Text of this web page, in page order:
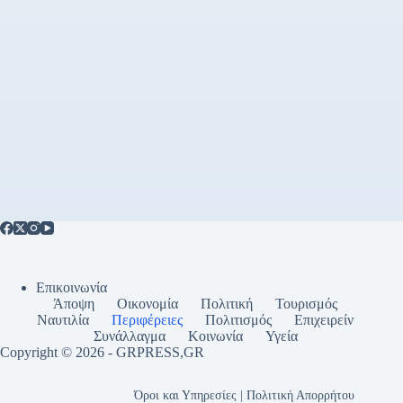
Επικοινωνία
Άποψη
Οικονομία Πολιτική
Τουρισμός
Ναυτιλία
Περιφέρειες Πολιτισμός
Επιχειρείν
Συνάλλαγμα
Κοινωνία
Υγεία
Copyright © 2026 - GRPRESS,GR
Όροι και Υπηρεσίες | Πολιτική Απορρήτου